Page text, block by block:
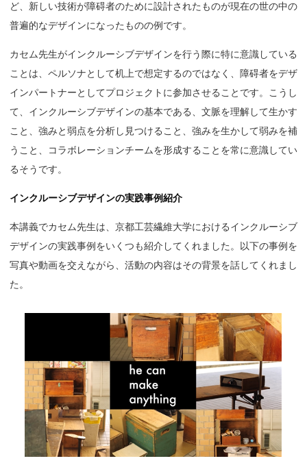
ど、新しい技術が障碍者のために設計されたものが現在の世の中の
普遍的なデザインになったものの例です。
カセム先生がインクルーシブデザインを行う際に特に意識している
ことは、ペルソナとして机上で想定するのではなく、障碍者をデザ
インパートナーとしてプロジェクトに参加させることです。こうし
て、インクルーシブデザインの基本である、文脈を理解して生かす
こと、強みと弱点を分析し見つけること、強みを生かして弱みを補
うこと、コラボレーションチームを形成することを常に意識してい
るそうです。
インクルーシブデザインの実践事例紹介
本講義でカセム先生は、京都工芸繊維大学におけるインクルーシブ
デザインの実践事例をいくつも紹介してくれました。以下の事例を
写真や動画を交えながら、活動の内容はその背景を話してくれまし
た。